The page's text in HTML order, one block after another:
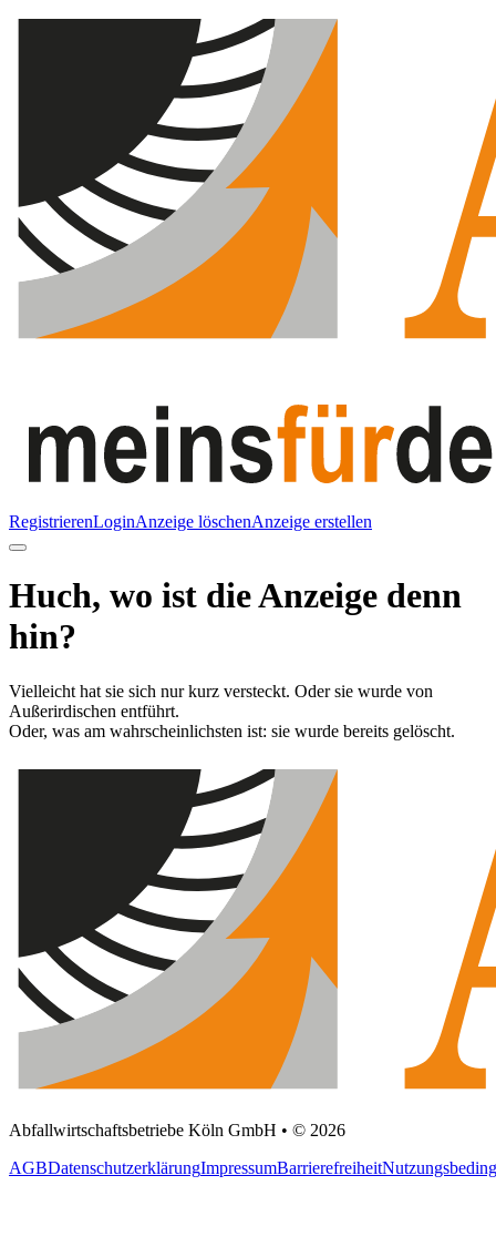
RegistrierenLoginAnzeige löschenAnzeige erstellen
Huch, wo ist die Anzeige denn
hin?
Vielleicht hat sie sich nur kurz versteckt. Oder sie wurde von
Außerirdischen entführt.
Oder, was am wahrscheinlichsten ist: sie wurde bereits gelöscht.
Abfallwirtschaftsbetriebe Köln GmbH • © 2026
AGBDatenschutzerklärungImpressumBarrierefreiheit